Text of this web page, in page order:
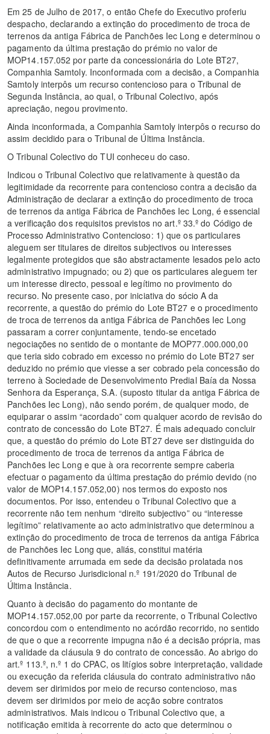
Em 25 de Julho de 2017, o então Chefe do Executivo proferiu
despacho, declarando a extinção do procedimento de troca de
terrenos da antiga Fábrica de Panchões Iec Long e determinou o
pagamento da última prestação do prémio no valor de
MOP14.157.052 por parte da concessionária do Lote BT27,
Companhia Samtoly. Inconformada com a decisão, a Companhia
Samtoly interpôs um recurso contencioso para o Tribunal de
Segunda Instância, ao qual, o Tribunal Colectivo, após
apreciação, negou provimento.
Ainda inconformada, a Companhia Samtoly interpôs o recurso do
assim decidido para o Tribunal de Última Instância.
O Tribunal Colectivo do TUI conheceu do caso.
Indicou o Tribunal Colectivo que relativamente à questão da
legitimidade da recorrente para contencioso contra a decisão da
Administração de declarar a extinção do procedimento de troca
de terrenos da antiga Fábrica de Panchões Iec Long, é essencial
a verificação dos requisitos previstos no art.º 33.º do Código de
Processo Administrativo Contencioso: 1) que os particulares
aleguem ser titulares de direitos subjectivos ou interesses
legalmente protegidos que são abstractamente lesados pelo acto
administrativo impugnado; ou 2) que os particulares aleguem ter
um interesse directo, pessoal e legítimo no provimento do
recurso. No presente caso, por iniciativa do sócio A da
recorrente, a questão do prémio do Lote BT27 e o procedimento
de troca de terrenos da antiga Fábrica de Panchões Iec Long
passaram a correr conjuntamente, tendo-se encetado
negociações no sentido de o montante de MOP77.000.000,00
que teria sido cobrado em excesso no prémio do Lote BT27 ser
deduzido no prémio que viesse a ser cobrado pela concessão do
terreno à Sociedade de Desenvolvimento Predial Baía da Nossa
Senhora da Esperança, S.A. (suposto titular da antiga Fábrica de
Panchões Iec Long), não sendo porém, de qualquer modo, de
equiparar o assim “acordado” com qualquer acordo de revisão do
contrato de concessão do Lote BT27. É mais adequado concluir
que, a questão do prémio do Lote BT27 deve ser distinguida do
procedimento de troca de terrenos da antiga Fábrica de
Panchões Iec Long e que à ora recorrente sempre caberia
efectuar o pagamento da última prestação do prémio devido (no
valor de MOP14.157.052,00) nos termos do exposto nos
documentos. Por isso, entendeu o Tribunal Colectivo que a
recorrente não tem nenhum “direito subjectivo” ou “interesse
legítimo” relativamente ao acto administrativo que determinou a
extinção do procedimento de troca de terrenos da antiga Fábrica
de Panchões Iec Long que, aliás, constitui matéria
definitivamente arrumada em sede da decisão prolatada nos
Autos de Recurso Jurisdicional n.º 191/2020 do Tribunal de
Última Instância.
Quanto à decisão do pagamento do montante de
MOP14.157.052,00 por parte da recorrente, o Tribunal Colectivo
concordou com o entendimento no acórdão recorrido, no sentido
de que o que a recorrente impugna não é a decisão própria, mas
a validade da cláusula 9 do contrato de concessão. Ao abrigo do
art.º 113.º, n.º 1 do CPAC, os litígios sobre interpretação, validade
ou execução da referida cláusula do contrato administrativo não
devem ser dirimidos por meio de recurso contencioso, mas
devem ser dirimidos por meio de acção sobre contratos
administrativos. Mais indicou o Tribunal Colectivo que, a
notificação emitida à recorrente do acto que determinou o